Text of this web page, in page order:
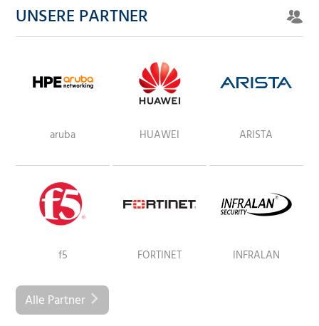
UNSERE PARTNER
aruba HUAWEI ARISTA
f5 FORTINET INFRALAN
Alle Partner